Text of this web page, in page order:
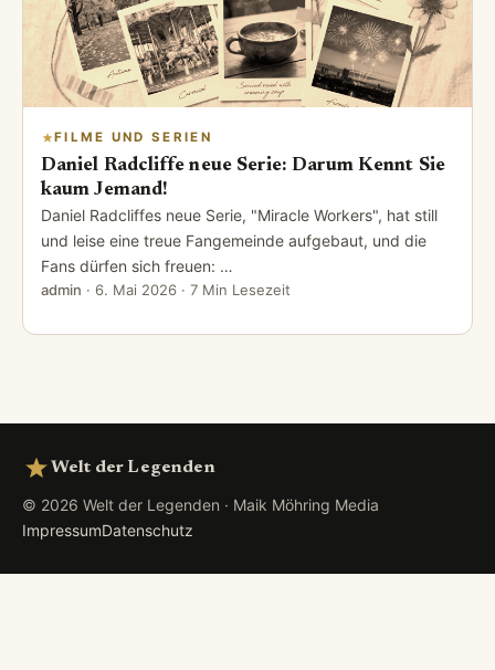
FILME UND SERIEN
Daniel Radcliffe neue Serie: Darum Kennt Sie
kaum Jemand!
Daniel Radcliffes neue Serie, "Miracle Workers", hat still
und leise eine treue Fangemeinde aufgebaut, und die
Fans dürfen sich freuen: …
admin · 6. Mai 2026 · 7 Min Lesezeit
Welt der Legenden
© 2026 Welt der Legenden · Maik Möhring Media
ImpressumDatenschutz